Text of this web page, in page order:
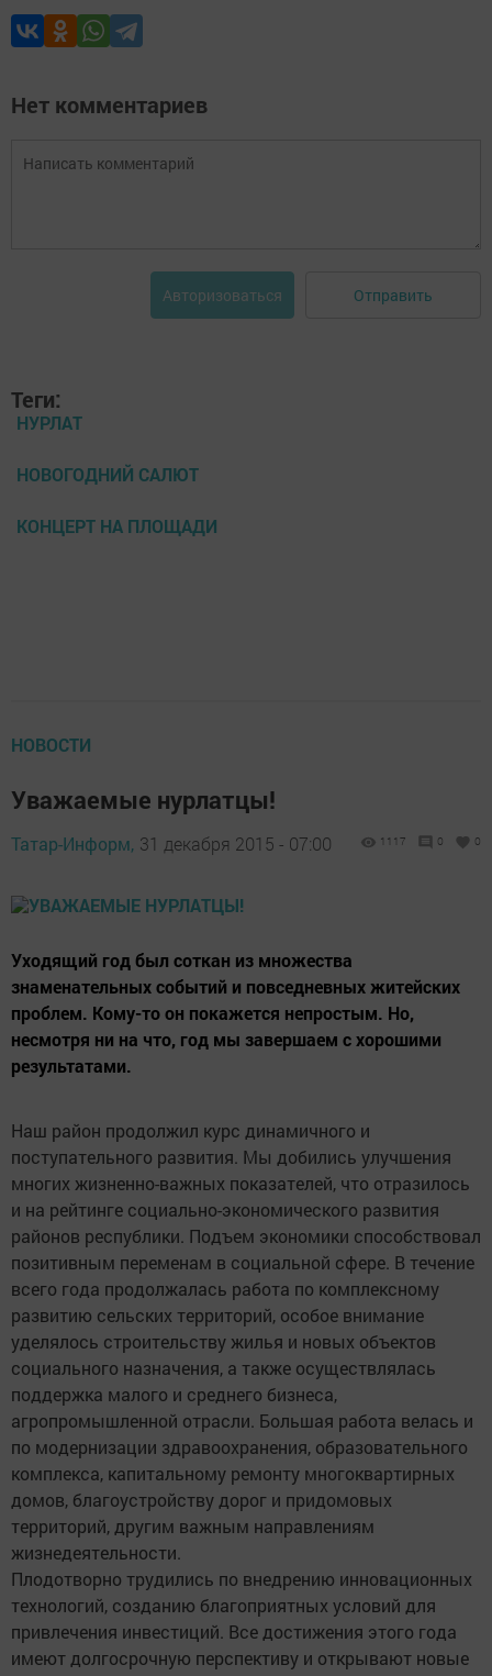
Нет комментариев
Авторизоваться Отправить
Теги:
НУРЛАТ
НОВОГОДНИЙ САЛЮТ
КОНЦЕРТ НА ПЛОЩАДИ
НОВОСТИ
Уважаемые нурлатцы!
Татар-Информ, 31 декабря 2015 - 07:00 1117 0 0
Уходящий год был соткан из множества
знаменательных событий и повседневных житейских
проблем. Кому-то он покажется непростым. Но,
несмотря ни на что, год мы завершаем с хорошими
результатами.
Наш район продолжил курс динамичного и
поступательного развития. Мы добились улучшения
многих жизненно-важных показателей, что отразилось
и на рейтинге социально-экономического развития
районов республики. Подъем экономики способствовал
позитивным переменам в социальной сфере. В течение
всего года продолжалась работа по комплексному
развитию сельских территорий, особое внимание
уделялось строительству жилья и новых объектов
социального назначения, а также осуществлялась
поддержка малого и среднего бизнеса,
агропромышленной отрасли. Большая работа велась и
по модернизации здравоохранения, образовательного
комплекса, капитальному ремонту многоквартирных
домов, благоустройству дорог и придомовых
территорий, другим важным направлениям
жизнедеятельности.
Плодотворно трудились по внедрению инновационных
технологий, созданию благоприятных условий для
привлечения инвестиций. Все достижения этого года
имеют долгосрочную перспективу и открывают новые